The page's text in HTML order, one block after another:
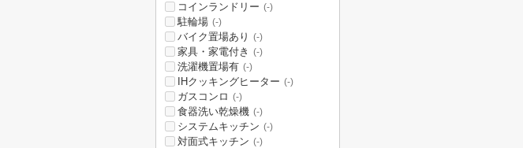
コインランドリー (-)
駐輪場 (-)
バイク置場あり (-)
家具・家電付き (-)
洗濯機置場有 (-)
IHクッキングヒーター (-)
ガスコンロ (-)
食器洗い乾燥機 (-)
システムキッチン (-)
対面式キッチン (-)